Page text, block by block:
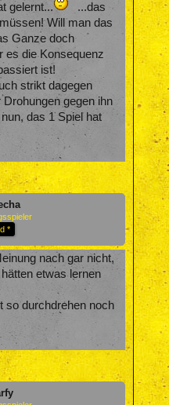
gelernt...
...das
Will man das
Ganze doch
es die Konsequenz
ist!
strikt dagegen
gegen ihn
das 1 Spiel hat
*
nach gar nicht,
etwas lernen
so durchdrehen noch